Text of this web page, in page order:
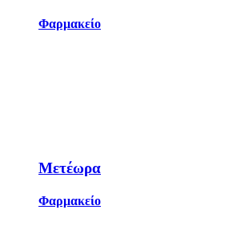
Φαρμακείο
Μετέωρα
Φαρμακείο